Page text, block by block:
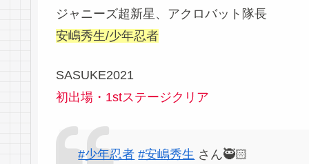
ジャニーズ超新星、アクロバット隊長
安嶋秀生/少年忍者
SASUKE2021
初出場・1stステージクリア
#少年忍者 #安嶋秀生 さん🥷🏻